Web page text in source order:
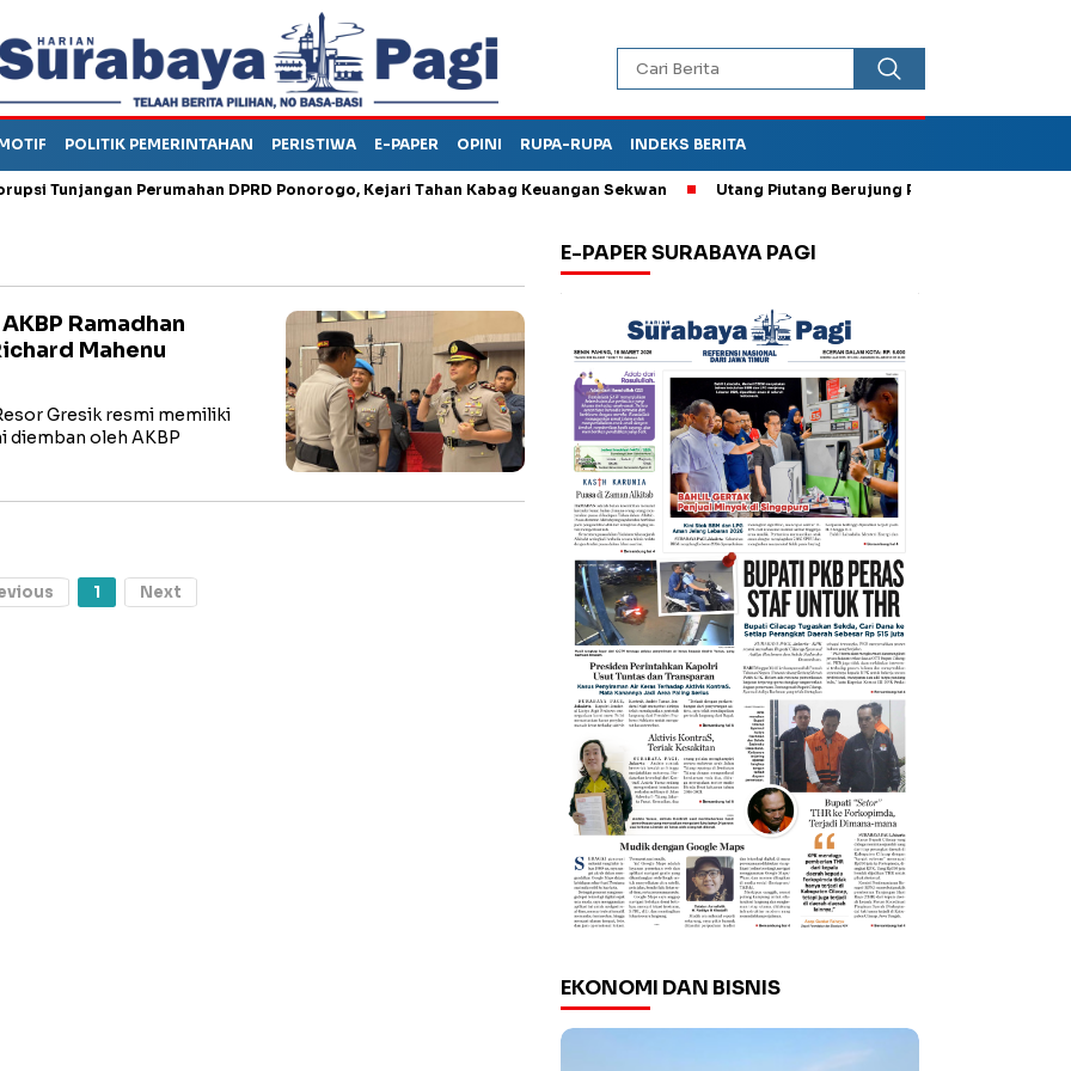
POLITIK PEMERINTAHAN PERISTIWA E-PAPER OPINI RUPA-RUPA INDEKS BERITA
Perumahan DPRD Ponorogo, Kejari Tahan Kabag Keuangan Sekwan Utang Piutang Berujung Penganiayaan, Oknum
Ramadhan
Mahenu
Gresik resmi memiliki
diemban oleh AKBP
1 Next
E-PAPER SURABAYA PAGI
EKONOMI DAN BISNIS